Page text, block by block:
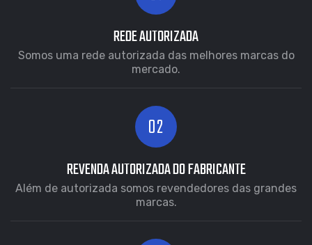
REDE AUTORIZADA
Somos uma rede autorizada das melhores marcas do
mercado.
REVENDA AUTORIZADA DO FABRICANTE
Além de autorizada somos revendedores das grandes
marcas.